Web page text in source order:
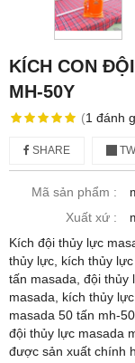
KÍCH CON
MH-50Y
(1 đánh
SHARE
Mã sản phẩm :
Xuất xứ :
Kích đội thủy lực
thủy lực, kích thủy
tấn masada, đội thủy
masada, kích thủy
masada 50 tấn mh-
đội thủy lực masada
được sản xuất chính